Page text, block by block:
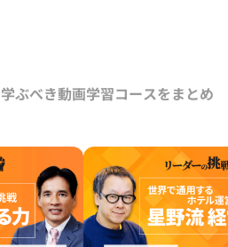
ぶべき動画学習コースをまとめ